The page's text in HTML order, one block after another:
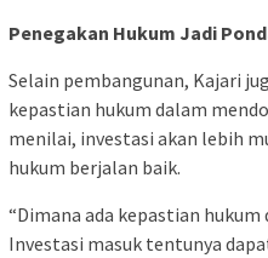
Penegakan Hukum Jadi
Selain pembangunan, Kajari
kepastian hukum dalam
menilai, investasi akan lebih
hukum berjalan baik.
“Dimana ada kepastian
Investasi masuk tentunya